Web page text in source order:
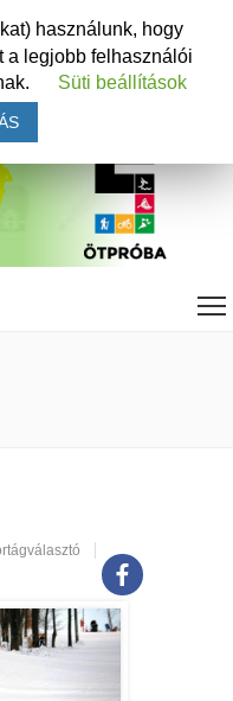
használunk, hogy
a legjobb felhasználói
Süti beállítások